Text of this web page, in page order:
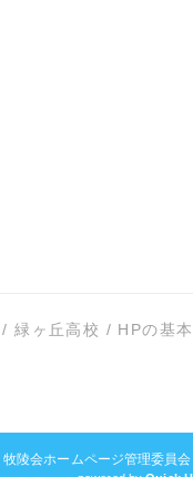
/緑ヶ丘高校 / HPの基本
牧陵会ホームページ管理委員会